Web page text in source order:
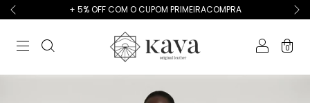
+ 5% OFF COM O CUPOM PRIMEIRACOMPRA
0